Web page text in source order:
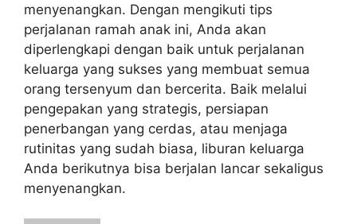
menyenangkan. Dengan mengikuti tips
perjalanan ramah anak ini, Anda akan
diperlengkapi dengan baik untuk perjalanan
keluarga yang sukses yang membuat semua
orang tersenyum dan bercerita. Baik melalui
pengepakan yang strategis, persiapan
penerbangan yang cerdas, atau menjaga
rutinitas yang sudah biasa, liburan keluarga
Anda berikutnya bisa berjalan lancar sekaligus
menyenangkan.